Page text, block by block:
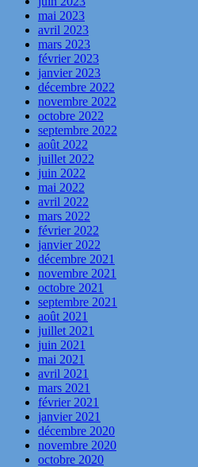
mai 2023
avril 2023
mars 2023
février 2023
janvier 2023
décembre 2022
novembre 2022
octobre 2022
septembre 2022
août 2022
juillet 2022
juin 2022
mai 2022
avril 2022
mars 2022
février 2022
janvier 2022
décembre 2021
novembre 2021
octobre 2021
septembre 2021
août 2021
juillet 2021
juin 2021
mai 2021
avril 2021
mars 2021
février 2021
janvier 2021
décembre 2020
novembre 2020
octobre 2020